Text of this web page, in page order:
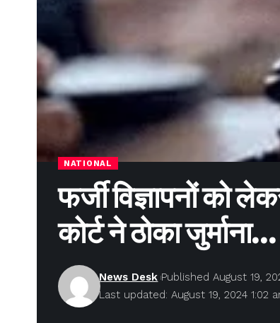
NATIONAL
फर्जी विज्ञापनों को
कोर्ट ने ठोका जुर्माना…
Last updated: August 19, 2024 1:02
News Desk Published August 19,